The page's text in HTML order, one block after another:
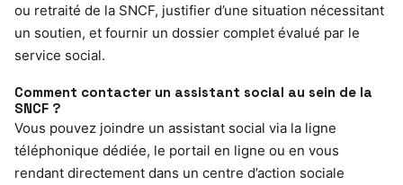
ou retraité de la SNCF, justifier d’une situation nécessitant
un soutien, et fournir un dossier complet évalué par le
service social.
Comment contacter un assistant social au sein de la
SNCF ?
Vous pouvez joindre un assistant social via la ligne
téléphonique dédiée, le portail en ligne ou en vous
rendant directement dans un centre d’action sociale